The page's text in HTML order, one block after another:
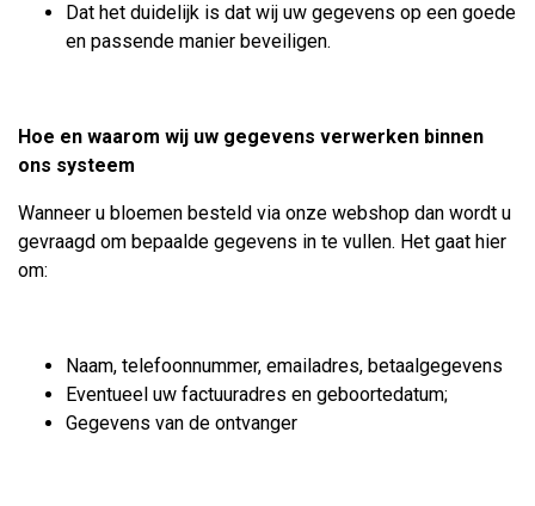
Dat het duidelijk is dat wij uw gegevens op een goede
en passende manier beveiligen.
Hoe en waarom wij uw gegevens verwerken binnen
ons systeem
Wanneer u bloemen besteld via onze webshop dan wordt u
gevraagd om bepaalde gegevens in te vullen. Het gaat hier
om:
Naam, telefoonnummer, emailadres, betaalgegevens
Eventueel uw factuuradres en geboortedatum;
Gegevens van de ontvanger